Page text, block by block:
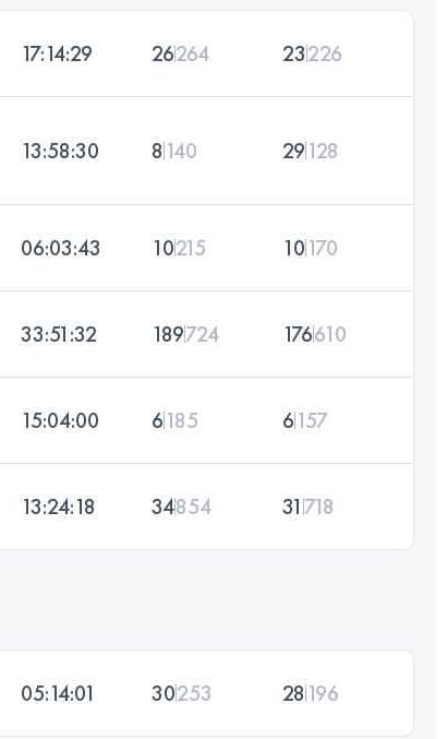
17:14:29 26264 23226
13:58:30 8 140 29128
06:03:43 10215 10170
33:51:32 189724 176610
15:04:00 6185 6157
13:24:18 34854 31 718
05:14:01 30253 28 196